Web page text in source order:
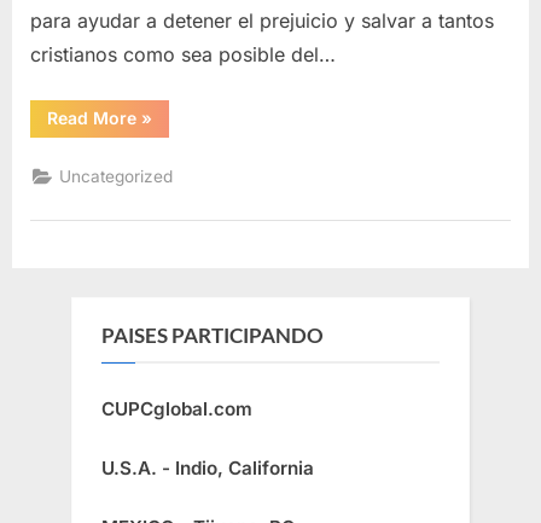
para ayudar a detener el prejuicio y salvar a tantos
cristianos como sea posible del…
Read More“LA
VIDAS
LOS
CRISTIANOS
»
Uncategorized
PAISES PARTICIPANDO
CUPCglobal.com
U.S.A. - Indio, California